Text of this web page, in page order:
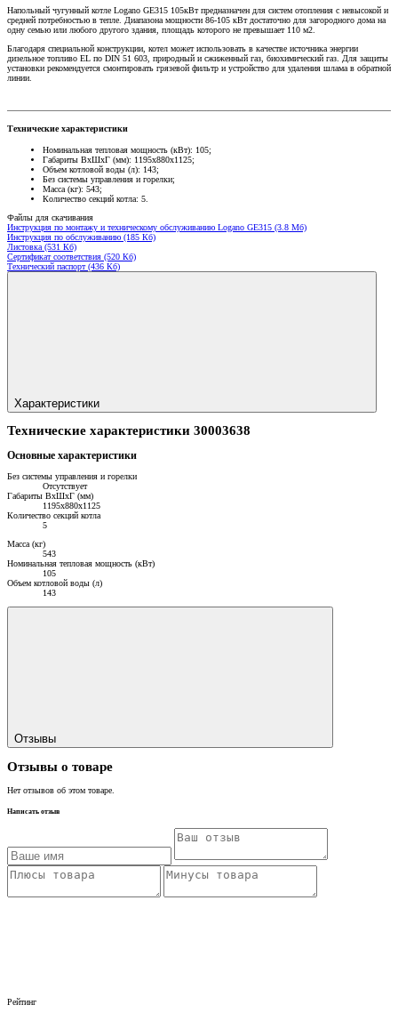
Напольный чугунный котле Logano GE315 105кВт предназначен для систем отопления с невысокой и
средней потребностью в тепле. Диапазона мощности 86-105 кВт достаточно для загородного дома на
одну семью или любого другого здания, площадь которого не превышает 110 м2.
Благодаря специальной конструкции, котел может использовать в качестве источника энергии
дизельное топливо EL по DIN 51 603, природный и сжиженный газ, биохимический газ. Для защиты
установки рекомендуется смонтировать грязевой фильтр и устройство для удаления шлама в обратной
линии.
Технические характеристики
Номинальная тепловая мощность (кВт): 105;
Габариты ВхШхГ (мм): 1195х880х1125;
Объем котловой воды (л): 143;
Без системы управления и горелки;
Масса (кг): 543;
Количество секций котла: 5.
Файлы для скачивания
Инструкция по монтажу и техническому обслуживанию Logano GE315 (3.8 Мб)
Инструкция по обслуживанию (185 Кб)
Листовка (531 Кб)
Сертификат соответствия (520 Кб)
Технический паспорт (436 Кб)
Характеристики
Технические характеристики 30003638
Основные характеристики
Без системы управления и горелки
Отсутствует
Габариты ВхШхГ (мм)
1195х880х1125
Количество секций котла
5
Масса (кг)
543
Номинальная тепловая мощность (кВт)
105
Объем котловой воды (л)
143
Отзывы
Отзывы о товаре
Нет отзывов об этом товаре.
Написать отзыв
Рейтинг